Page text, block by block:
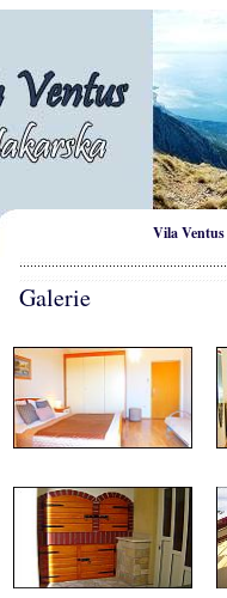
Vila Ventus
Galerie